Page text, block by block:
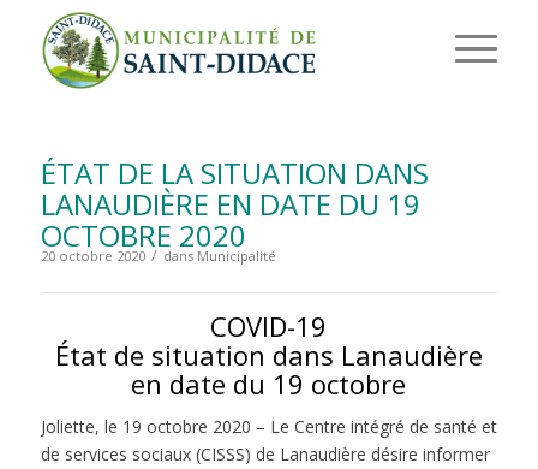
ÉTAT DE LA SITUATION DANS
LANAUDIÈRE EN DATE DU 19
OCTOBRE 2020
20 octobre 2020 / dans Municipalité
COVID-19
État de situation dans Lanaudière
en date du 19 octobre
Joliette, le 19 octobre 2020 – Le Centre intégré de santé et
de services sociaux (CISSS) de Lanaudière désire informer